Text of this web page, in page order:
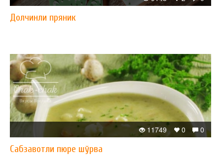
Долчинли пряник
0
0
11749
Сабзавотли пюре шўрва